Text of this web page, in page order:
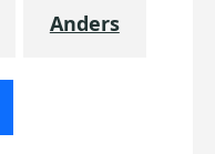
Anders